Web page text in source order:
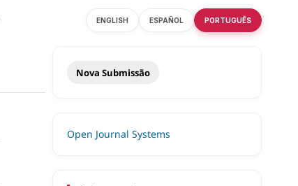
Nova Submissão
Open Journal Systems
ENGLISH ESPAÑOL PORTUGUÊS